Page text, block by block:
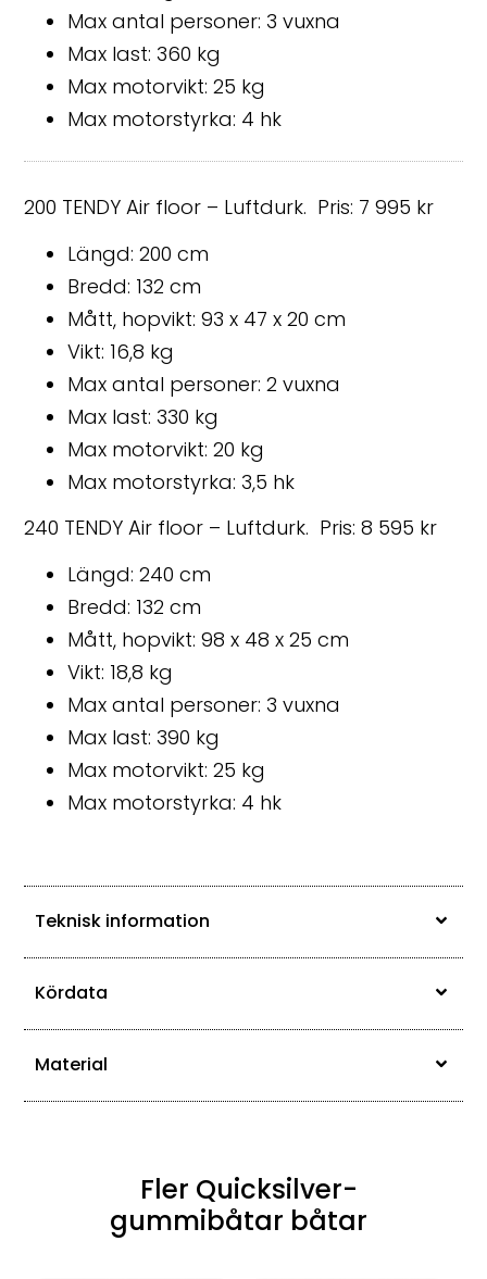
Max antal personer: 3 vuxna
Max last: 360 kg
Max motorvikt: 25 kg
Max motorstyrka: 4 hk
200 TENDY Air floor – Luftdurk. Pris: 7 995 kr
Längd: 200 cm
Bredd: 132 cm
Mått, hopvikt: 93 x 47 x 20 cm
Vikt: 16,8 kg
Max antal personer: 2 vuxna
Max last: 330 kg
Max motorvikt: 20 kg
Max motorstyrka: 3,5 hk
240 TENDY Air floor – Luftdurk. Pris: 8 595 kr
Längd: 240 cm
Bredd: 132 cm
Mått, hopvikt: 98 x 48 x 25 cm
Vikt: 18,8 kg
Max antal personer: 3 vuxna
Max last: 390 kg
Max motorvikt: 25 kg
Max motorstyrka: 4 hk
Teknisk information
Kördata
Material
Fler Quicksilver-
gummibåtar båtar